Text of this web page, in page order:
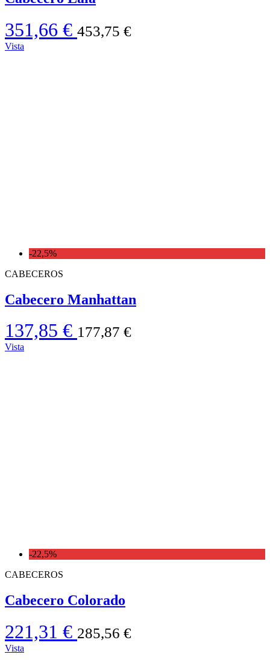
351,66 € 453,75 €
Vista
-22,5%
CABECEROS
Cabecero Manhattan
137,85 € 177,87 €
Vista
-22,5%
CABECEROS
Cabecero Colorado
221,31 € 285,56 €
Vista